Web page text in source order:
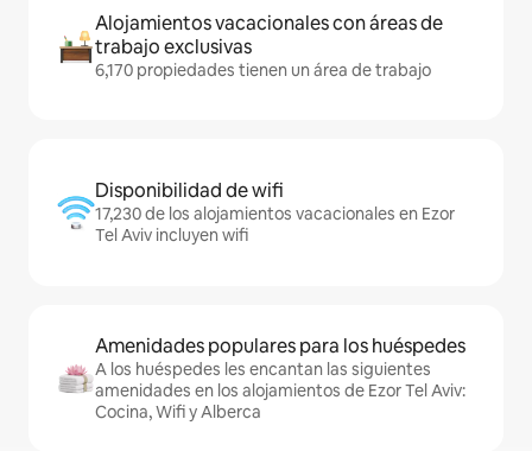
Alojamientos vacacionales con áreas de
trabajo exclusivas
6,170 propiedades tienen un área de trabajo
Disponibilidad de wifi
17,230 de los alojamientos vacacionales en Ezor
Tel Aviv incluyen wifi
Amenidades populares para los huéspedes
A los huéspedes les encantan las siguientes
amenidades en los alojamientos de Ezor Tel Aviv:
Cocina, Wifi y Alberca